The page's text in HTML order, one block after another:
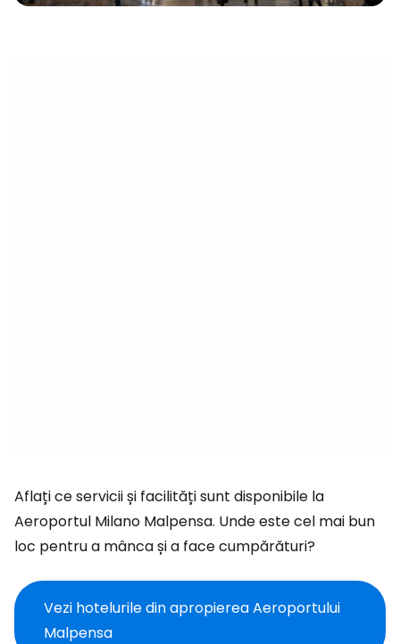
Aflați ce servicii și facilități sunt disponibile la
Aeroportul Milano Malpensa. Unde este cel mai bun
loc pentru a mânca și a face cumpărături?
Vezi hotelurile din apropierea Aeroportului
Malpensa